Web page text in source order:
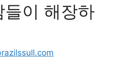
들이 해장하